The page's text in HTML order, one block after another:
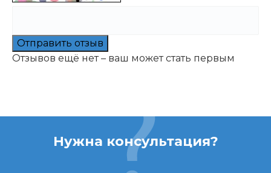
Отправить отзыв
Отзывов ещё нет – ваш может стать первым
Нужна консультация?